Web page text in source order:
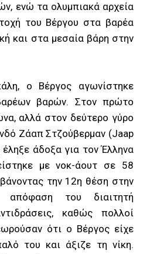
ενώ τα ολυμπιακά αρχεία
του Βέργου στα βαρέα
και στα μεσαία βάρη στην
ο Βέργος αγωνίστηκε
βαρών. Στον πρώτο
αλλά στον δεύτερο γύρο
Ζάαπ Στζούβερμαν (Jaap
άδοξα για τον Έλληνα
με νοκ-άουτ σε 58
την 12η θέση στην
απόφαση του διαιτητή
καθώς πολλοί
ότι ο Βέργος είχε
του και άξιζε τη νίκη.